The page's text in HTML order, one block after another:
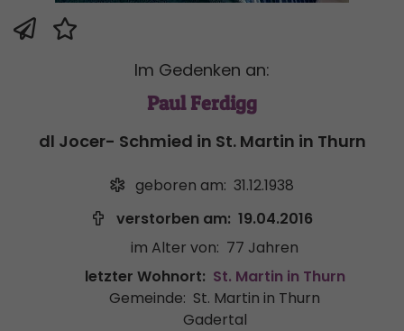
Im Gedenken an:
Paul Ferdigg
dl Jocer- Schmied in St. Martin in Thurn
geboren am: 31.12.1938
verstorben am: 19.04.2016
im Alter von: 77 Jahren
letzter Wohnort: St. Martin in Thurn
Gemeinde: St. Martin in Thurn
Gadertal